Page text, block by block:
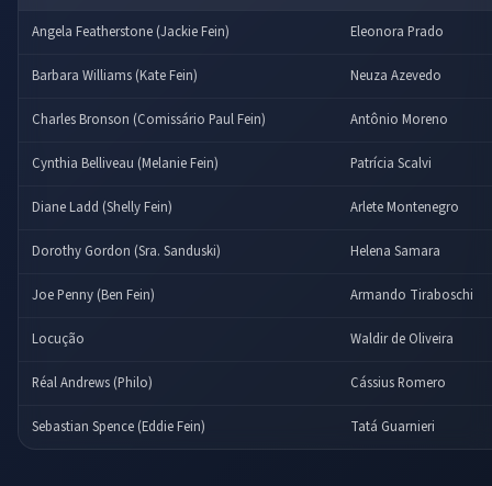
Angela Featherstone (Jackie Fein) Eleonora Prado
Barbara Williams (Kate Fein) Neuza Azevedo
Charles Bronson (Comissário Paul Fein) Antônio Moreno
Cynthia Belliveau (Melanie Fein) Patrícia Scalvi
Diane Ladd (Shelly Fein) Arlete Montenegro
Dorothy Gordon (Sra. Sanduski) Helena Samara
Joe Penny (Ben Fein) Armando Tiraboschi
Locução Waldir de Oliveira
Réal Andrews (Philo) Cássius Romero
Sebastian Spence (Eddie Fein) Tatá Guarnieri